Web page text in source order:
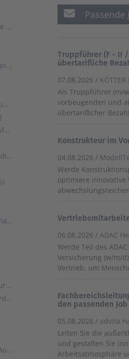
Handwerk / gewerblich-technische Berufe (40)
Freiberufler / Selbständigkeit / Franchise (29)
Kaufmännische Berufe & Verwaltung (22)
Bildung / Erziehung / Soziale Berufe (11)
Banken / Versicherungen / Finanzdienstleister (9)
Einkauf / Logistik / Materialwirtschaft (5)
PR / Journalismus / Medien / Kultur (1)
Berufskraftfahrer / Personenbeförderung (Land, Wasser, Luft) (1)
Weiterbildung / Studium / duale Ausbildung (1)
Passende
Truppführer (F - II
übertarifliche
07.08.2026 /
Als Truppführer (m/
vorbeugenden und
übertariflicher
Konstrukteur im
04.08.2026 /
Werde
optimiere innovative
06.08.2026 /ADAC
Werde Teil des
Versicherung (w/m/
Vertrieb, um
den passenden
05.08.2026 / advita
Leiten Sie die
und gestalten Sie
Arbeitsatmosphäre